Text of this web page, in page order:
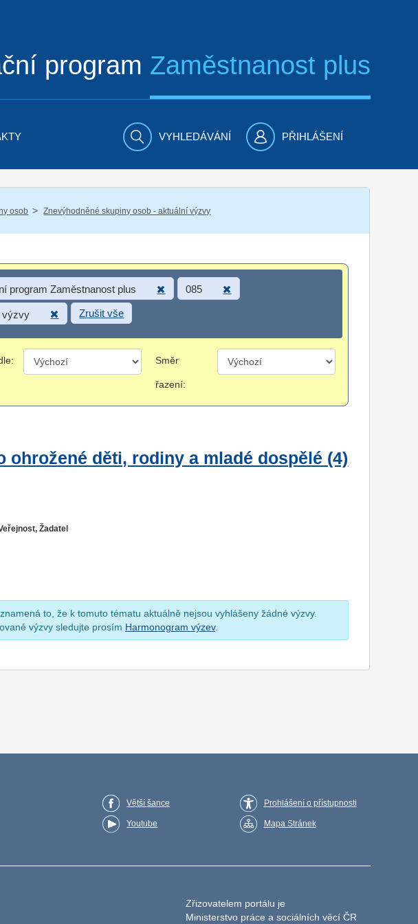
program Zaměstnanost plus
VYHLEDÁVÁNÍ PŘIHLÁŠENÍ
osob / Znevýhodněné skupiny osob - aktuální výzvy
program Zaměstnanost plus 085
výzvy Zrušit vše
Směr
řazení:
ohrožené děti, rodiny a mladé dospělé (4)
Žadatel
to, že k tomuto tématu aktuálně nejsou vyhlášeny žádné výzvy.
výzvy sledujte prosím Harmonogram výzev.
Větší šance
Youtube
Prohlášení o přístupnosti
Mapa Stránek
Zřizovatelem portálu je
Ministerstvo práce a sociálních věcí ČR